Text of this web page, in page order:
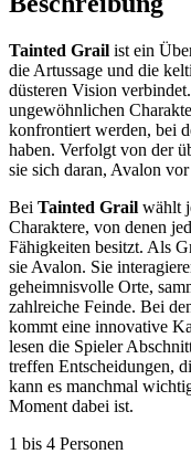
Tainted Grail ist ein
die Artussage und die
düsteren Vision
ungewöhnlichen
konfrontiert werden, bei
haben. Verfolgt von der
sie sich daran, Avalon
Bei Tainted Grail wählt
Charaktere, von denen
Fähigkeiten besitzt. Als
sie Avalon. Sie
geheimnisvolle Orte,
zahlreiche Feinde. Bei
kommt eine innovative
lesen die Spieler
treffen Entscheidungen,
kann es manchmal
Moment dabei ist.
1 bis 4 Personen